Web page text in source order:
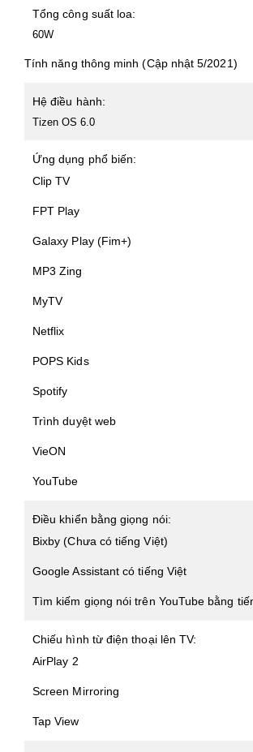
Tổng công suất loa:
60W
Tính năng thông minh (Cập nhật 5/2021)
Hệ điều hành:
Tizen OS 6.0
Ứng dụng phổ biến:
Clip TV
FPT Play
Galaxy Play (Fim+)
MP3 Zing
MyTV
Netflix
POPS Kids
Spotify
Trình duyệt web
VieON
YouTube
Điều khiển bằng giọng nói:
Bixby (Chưa có tiếng Việt)
Google Assistant có tiếng Việt
Tìm kiếm giọng nói trên YouTube bằng
Chiếu hình từ điện thoại lên TV:
AirPlay 2
Screen Mirroring
Tap View